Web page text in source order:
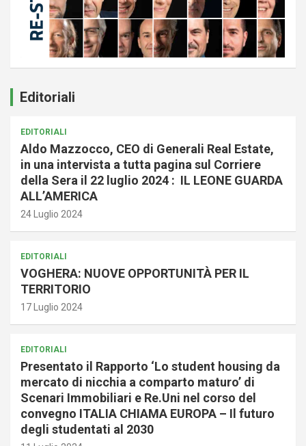
Editoriali
EDITORIALI
Aldo Mazzocco, CEO di Generali Real Estate,
in una intervista a tutta pagina sul Corriere
della Sera il 22 luglio 2024 : IL LEONE GUARDA
ALL’AMERICA
24 Luglio 2024
EDITORIALI
VOGHERA: NUOVE OPPORTUNITÀ PER IL
TERRITORIO
17 Luglio 2024
EDITORIALI
Presentato il Rapporto ‘Lo student housing da
mercato di nicchia a comparto maturo’ di
Scenari Immobiliari e Re.Uni nel corso del
convegno ITALIA CHIAMA EUROPA – Il futuro
degli studentati al 2030